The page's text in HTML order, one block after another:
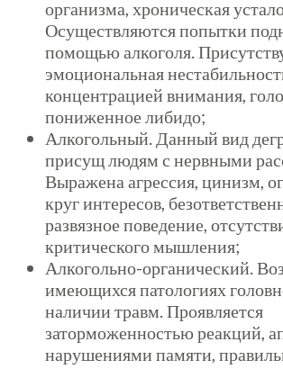
организма, хроническая
Осуществляются попытки
помощью алкоголя.
эмоциональная
концентрацией внимания,
пониженное либидо;
Алкогольный. Данный вид
присущ людям с нервными
Выражена агрессия, цинизм,
круг интересов,
развязное поведение,
критического мышления;
Алкогольно-органический.
имеющихся патологиях
наличии травм. Проявляется
заторможенностью реакций,
нарушениями памяти,